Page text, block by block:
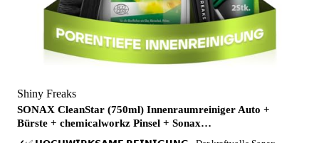
Shiny Freaks
SONAX CleanStar (750ml) Innenraumreiniger Auto +
Bürste + chemicalworkz Pinsel + Sonax…